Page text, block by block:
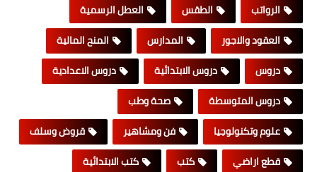
الرواتب
الطقس
العطل الرسمية
العقود والاجور
المدارس
المنح المالية
دروس
دروس الابتدائية
دروس الاعدادية
دروس المتوسطة
صحة وطب
علوم وتكنولوجيا
فن ومشاهير
قروض وسلف
قطع اراضي
كتب
كتب الابتدائية